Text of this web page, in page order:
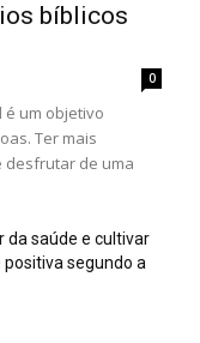
bíblicos
0
é um objetivo
Ter mais
desfrutar de uma
da saúde e cultivar
segundo a